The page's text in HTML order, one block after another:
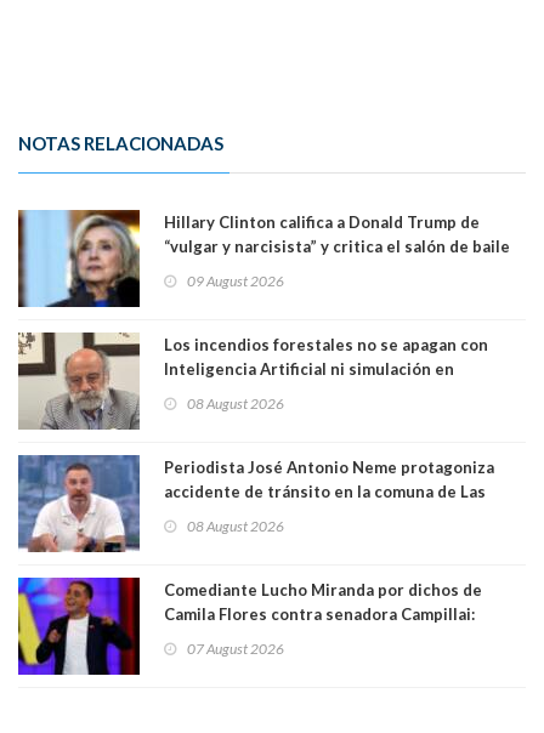
NOTAS RELACIONADAS
Hillary Clinton califica a Donald Trump de
“vulgar y narcisista” y critica el salón de baile
casa. Y la está destruyendo”
09 August 2026
Los incendios forestales no se apagan con
Inteligencia Artificial ni simulación en
Magister en Asentamientos Humanos PUC
08 August 2026
Periodista José Antonio Neme protagoniza
accidente de tránsito en la comuna de Las
08 August 2026
Comediante Lucho Miranda por dichos de
Camila Flores contra senadora Campillai:
forma de quitar dignidad"
07 August 2026